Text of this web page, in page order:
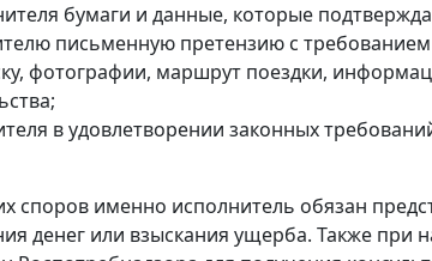
бумаги и данные, которые
письменную претензию с
фотографии, маршрут поездки,
в удовлетворении законных
споров именно исполнитель обязан
денег или взыскания ущерба. Также